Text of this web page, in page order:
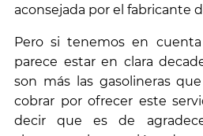
aconsejada por el fabricante
Pero si tenemos en
parece estar en clara
son más las gasolineras
cobrar por ofrecer este
decir que es de